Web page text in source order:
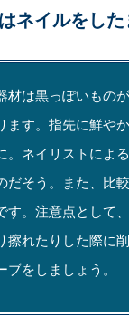
ネイルをし
材は黒っぽいもの
ます。指先に鮮や
。ネイリストによ
だそう。また、比
す。注意点として
擦れたりした際に
をしましょう。